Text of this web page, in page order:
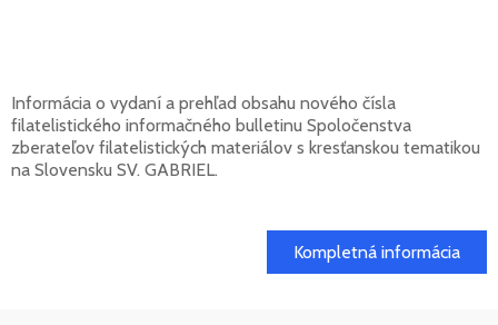
Informácia o vydaní a prehľad obsahu nového čísla
filatelistického informačného bulletinu Spoločenstva
zberateľov filatelistických materiálov s kresťanskou tematikou
na Slovensku SV. GABRIEL.
Kompletná informácia